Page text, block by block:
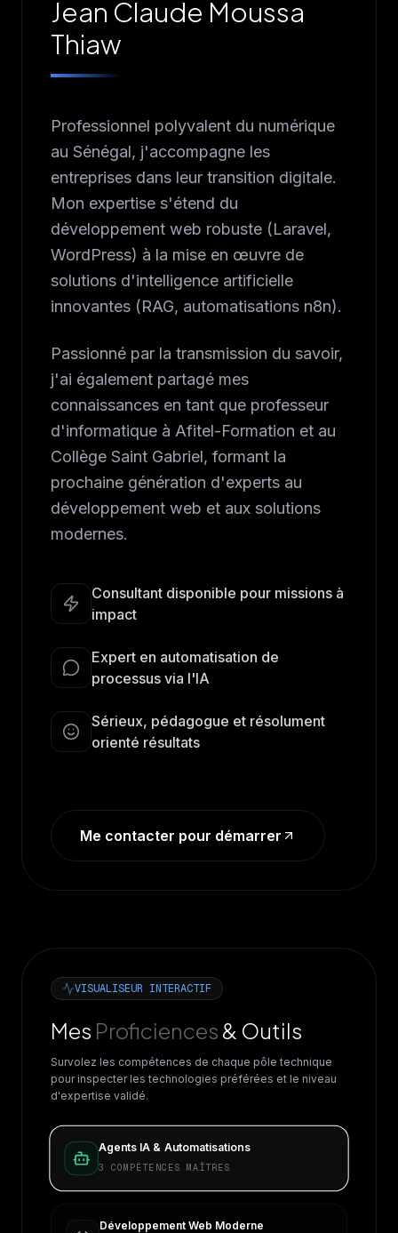
Jean Claude Moussa
Thiaw
Professionnel polyvalent du numérique
au Sénégal, j'accompagne les
entreprises dans leur transition digitale.
Mon expertise s'étend du
développement web robuste (Laravel,
WordPress) à la mise en œuvre de
solutions d'intelligence artificielle
innovantes (RAG, automatisations n8n).
Passionné par la transmission du savoir,
j'ai également partagé mes
connaissances en tant que professeur
d'informatique à Afitel-Formation et au
Collège Saint Gabriel, formant la
prochaine génération d'experts au
développement web et aux solutions
modernes.
Consultant disponible pour missions à
impact
Expert en automatisation de
processus via l'IA
Sérieux, pédagogue et résolument
orienté résultats
Me contacter pour démarrer
VISUALISEUR INTERACTIF
Mes Proficiences & Outils
Survolez les compétences de chaque pôle technique
pour inspecter les technologies préférées et le niveau
d'expertise validé.
Agents IA & Automatisations
3 COMPÉTENCES MAÎTRES
Développement Web Moderne